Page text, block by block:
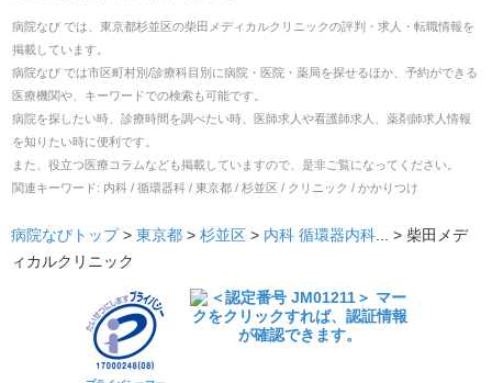
病院なび では、 東京都杉並区の柴田メディカルクリニックの評判・求人・転職情報を
掲載しています。
病院なび では市区町村別/診療科目別に病院・医院・薬局を探せるほか、予約ができる
医療機関や、キーワードでの検索も可能です。
病院を探したい時、診療時間を調べたい時、医師求人や看護師求人、薬剤師求人情報
を知りたい時に便利です。
また、役立つ医療コラムなども掲載していますので、是非ご覧になってください。
関連キーワード: 内科 / 循環器科 / 東京都 / 杉並区 / クリニック / かかりつけ
病院なびトップ > 東京都 > 杉並区 > 内科 循環器内科... > 柴田メデ
ィカルクリニック